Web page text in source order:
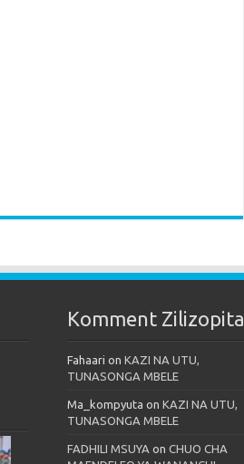
Komment Zilizopita
Fahaari on KAZI NA UTU,
TUNASONGA MBELE
Ma_kompyuta on KAZI NA UTU,
TUNASONGA MBELE
FADHILI MSUYA on CHUO CHA